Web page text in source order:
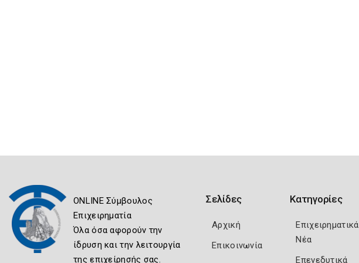
ONLINE Σύμβουλος
Επιχειρηματία
Όλα όσα αφορούν την
ίδρυση και την λειτουργία
της επιχείρησής σας.
Σελίδες
Αρχική
Επικοινωνία
Κατηγορίες
Επιχειρηματικά
Νέα
Επενεδυτικά